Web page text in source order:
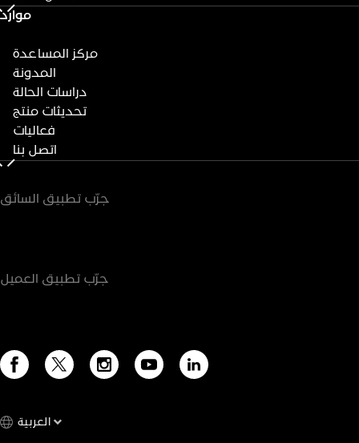
موارد
مركز المساعدة
المدونة
دراسات الحالة
تحديثات منتج
فعاليات
اتصل بنا
جرّب تطبيق السائق
جرّب تطبيق العميل
العربية